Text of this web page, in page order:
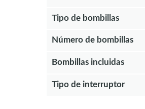
Tipo de bombillas
Número de bombillas
Bombillas incluidas
Tipo de interruptor